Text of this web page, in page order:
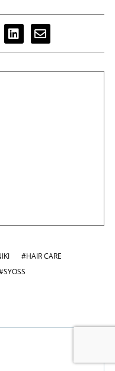
#HAIR CARE